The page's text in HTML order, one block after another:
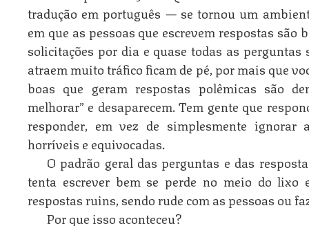
tradução em português — se tornou um
em que as pessoas que escrevem respostas são
solicitações por dia e quase todas as perguntas
atraem muito tráfico ficam de pé, por mais que
boas que geram respostas polêmicas são
melhorar” e desaparecem. Tem gente que
responder, em vez de simplesmente ignorar
horríveis e equivocadas.
O padrão geral das perguntas e das
tenta escrever bem se perde no meio do lixo
respostas ruins, sendo rude com as pessoas ou
Por que isso aconteceu?